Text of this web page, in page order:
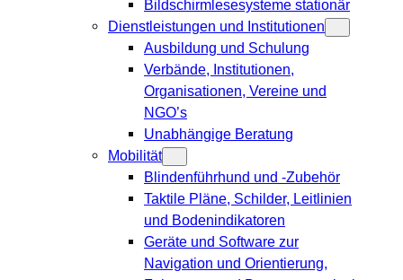
Bildschirmlesesysteme stationär
Dienstleistungen und Institutionen
Ausbildung und Schulung
Verbände, Institutionen,
Organisationen, Vereine und
NGO’s
Unabhängige Beratung
Mobilität
Blindenführhund und -Zubehör
Taktile Pläne, Schilder, Leitlinien
und Bodenindikatoren
Geräte und Software zur
Navigation und Orientierung,